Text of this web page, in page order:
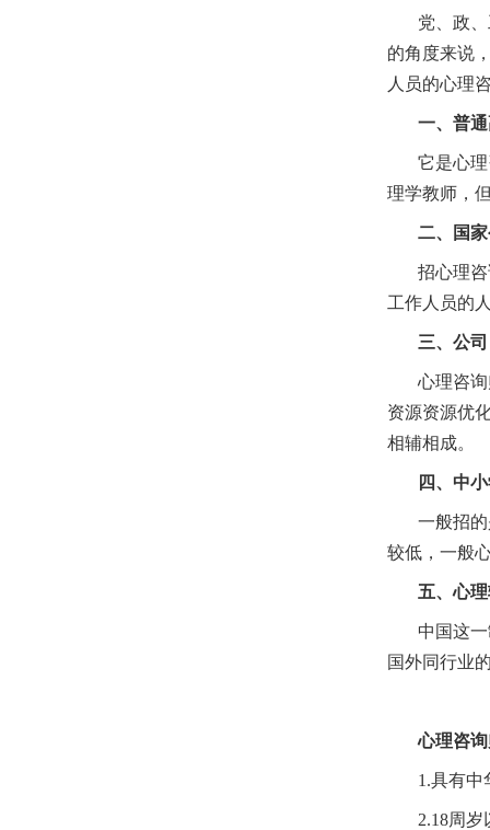
党、政
的角度来说
人员的心理
一、普
它是心
理学教师，
二、国
招心理
工作人员的
三、公司
心理咨
资源资源优
相辅相成。
四、中
一般招
较低，一般
五、心
中国这
国外同行业
心理咨
1.具有中
2.18周岁